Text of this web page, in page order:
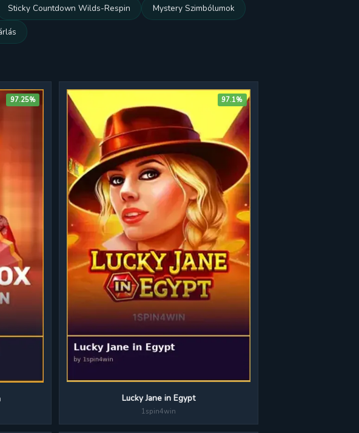
Sticky Countdown Wilds-Respin Mystery Szimbólumok
97.25% 97.1%
Lucky Jane in Egypt
1spin4win